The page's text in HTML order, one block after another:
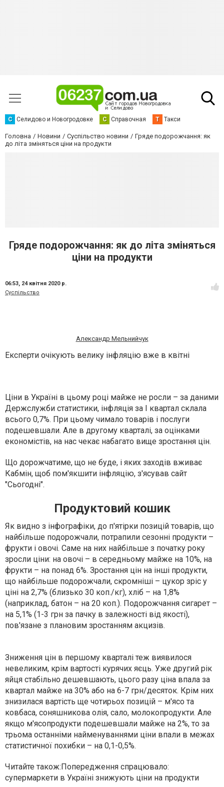
С Селидово и Новогродовке С Справочная Т Такси
Головна Новини Суспільство новини
Гряде подорожчання: як
до літа зміняться ціни на продукти
Гряде подорожчання: як до літа зміняться
ціни на продукти
06:53, 24 квітня 2020 р.
Суспільство
Александр Мельнийчук
Експерти очікують велику інфляцію вже в квітні
Ціни в Україні в цьому році майже не росли – за даними
Держслужби статистики, інфляція за I квартал склала
всього 0,7%. При цьому чимало товарів і послуги
подешевшали. Але в другому кварталі, за оцінками
економістів, на нас чекає набагато вище зростання цін.
Що дорожчатиме, що не буде, і яких заходів вживає
Кабмін, щоб пом'якшити інфляцію, з'ясував сайт
"Сьогодні".
Продуктовий кошик
Як видно з інфографіки, до п'ятірки позицій товарів, що
найбільше подорожчали, потрапили сезонні продукти –
фрукти і овочі. Саме на них найбільше з початку року
зросли ціни: на овочі – в середньому майже на 10%, на
фрукти – на понад 6%. Зростання цін на інші продукти,
що найбільше подорожчали, скромніші – цукор зріс у
ціні на 2,7% (близько 30 коп./кг), хліб – на 1,8%
(наприклад, батон – на 20 коп.). Подорожчання сигарет –
на 5,1% (1-3 грн за пачку в залежності від якості),
пов'язане з плановим зростанням акцизів.
Зниження цін в першому кварталі теж виявилося
невеликим, крім вартості курячих яєць. Уже другий рік
яйця стабільно дешевшають, цього разу ціна впала за
квартал майже на 30% або на 6-7 грн/десяток. Крім них
знизилася вартість ще чотирьох позицій – м'ясо та
ковбаса, соняшникова олія, сало, молокопродукти. Але
якщо м'ясопродукти подешевшали майже на 2%, то за
трьома останніми найменуваннями ціни впали в межах
статистичної похибки – на 0,1-0,5%.
Читайте також:Попередження спрацювало:
супермаркети в Україні знижують ціни на продукти